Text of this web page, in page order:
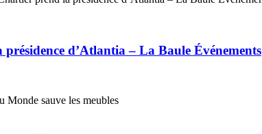
d’Atlantia – La Baule Événements